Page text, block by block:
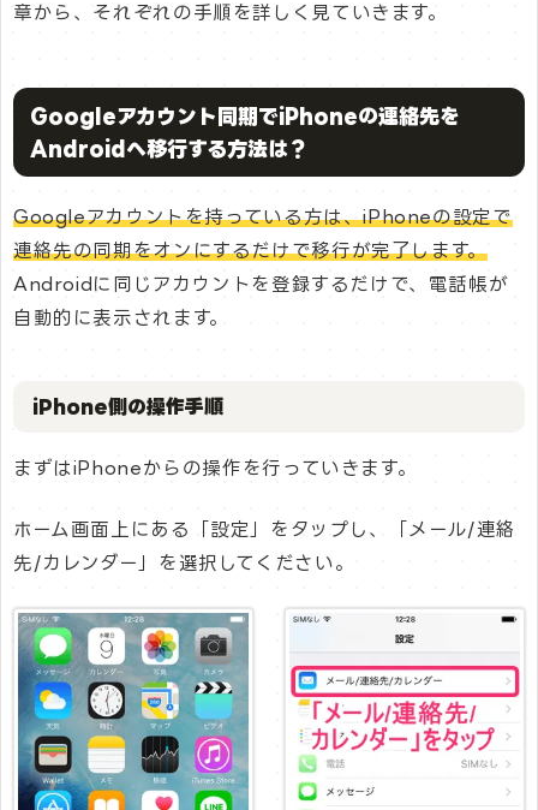
章から、それぞれの手順を詳しく見ていきます。
Googleアカウント同期でiPhoneの連絡先を
Androidへ移行する方法は？
Googleアカウントを持っている方は、iPhoneの設定で
連絡先の同期をオンにするだけで移行が完了します。
Androidに同じアカウントを登録するだけで、電話帳が
自動的に表示されます。
iPhone側の操作手順
まずはiPhoneからの操作を行っていきます。
ホーム画面上にある「設定」をタップし、「メール/連絡
先/カレンダー」を選択してください。